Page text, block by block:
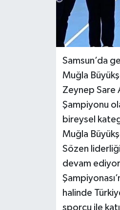
Samsun’da
Muğla
Zeynep Sare
Şampiyonu
bireysel
Muğla
Sözen
devam
halinde
sporcu ile